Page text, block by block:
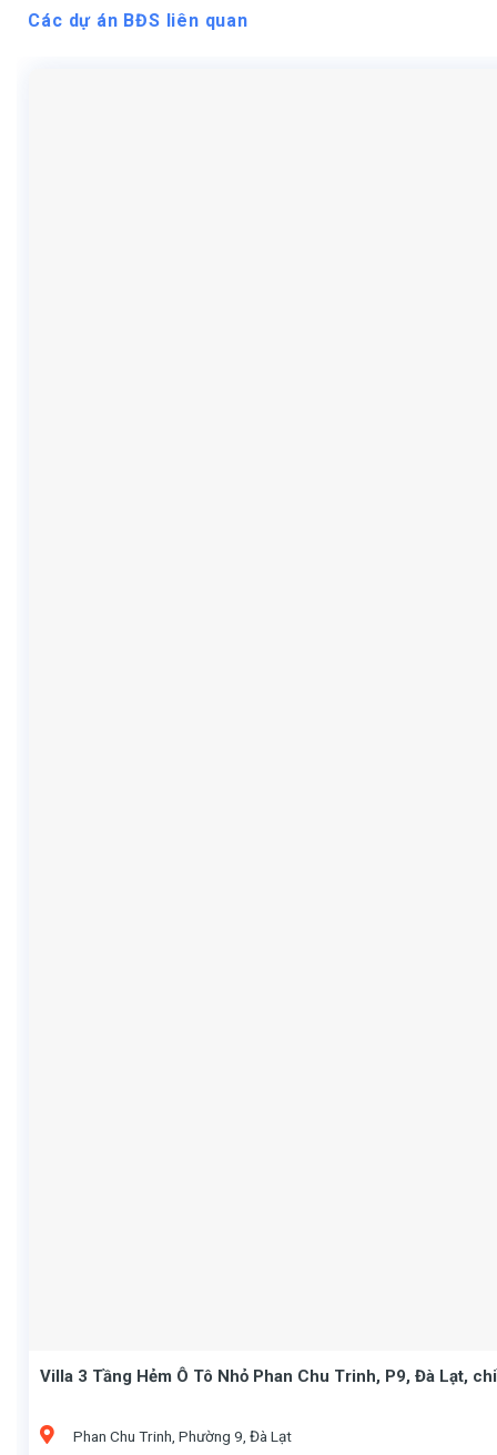
Các dự án BĐS liên quan
Villa 3 Tầng Hẻm Ô Tô Nhỏ Phan Chu Trinh, P9, Đà Lạt,
Phan Chu Trinh, Phường 9, Đà Lạt